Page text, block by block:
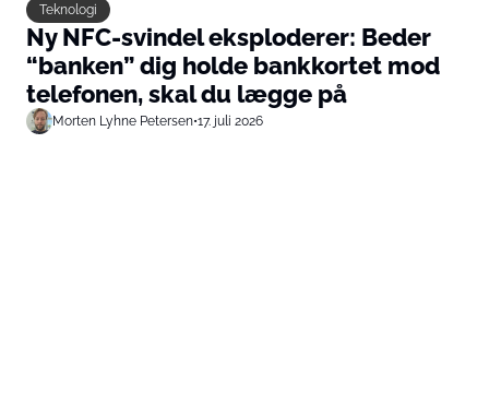
Teknologi
Ny NFC-svindel eksploderer: Beder
“banken” dig holde bankkortet mod
telefonen, skal du lægge på
Morten Lyhne Petersen•17. juli 2026